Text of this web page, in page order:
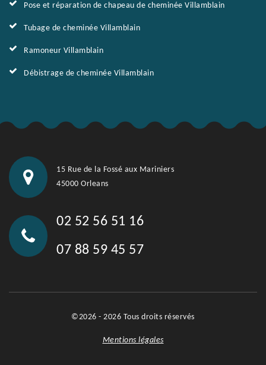
Pose et réparation de chapeau de cheminée Villamblain
Tubage de cheminée Villamblain
Ramoneur Villamblain
Débistrage de cheminée Villamblain
15 Rue de la Fossé aux Mariniers
45000 Orleans
02 52 56 51 16
07 88 59 45 57
©2026 - 2026 Tous droits réservés
Mentions légales